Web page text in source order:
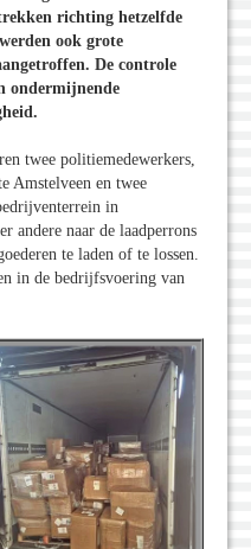
richting hetzelfde
ook grote
De controle
ondermijnende
twee politiemedewerkers,
Amstelveen en twee
in
andere naar de laadperrons
te laden of te lossen.
in de bedrijfsvoering van